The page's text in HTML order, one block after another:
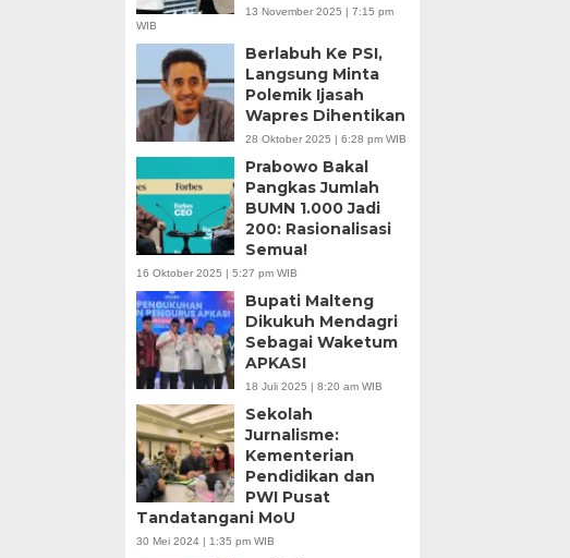
13 November 2025 | 7:15 pm
WIB
Berlabuh Ke PSI,
Langsung Minta
Polemik Ijasah
Wapres Dihentikan
28 Oktober 2025 | 6:28 pm WIB
Prabowo Bakal
Pangkas Jumlah
BUMN 1.000 Jadi
200: Rasionalisasi
Semua!
16 Oktober 2025 | 5:27 pm WIB
Bupati Malteng
Dikukuh Mendagri
Sebagai Waketum
APKASI
18 Juli 2025 | 8:20 am WIB
Sekolah
Jurnalisme:
Kementerian
Pendidikan dan
PWI Pusat
Tandatangani MoU
30 Mei 2024 | 1:35 pm WIB